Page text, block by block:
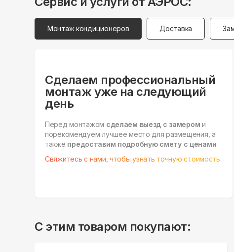
Монтаж кондиционеров Доставка
Сделаем профессиональный
монтаж уже на следующий
день
Перед монтажом сделаем выезд с замером и
порекомендуем лучшее место для размещения, а
также предоставим подробную смету с ценами
Свяжитесь с нами, чтобы узнать точную стоимость.
С этим товаром покупают: